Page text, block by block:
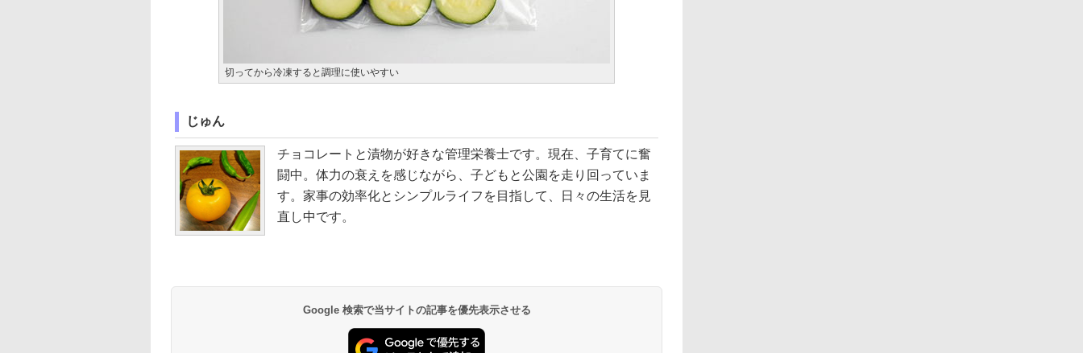
切ってから冷凍すると調理に使いやすい
じゅん
チョコレートと漬物が好きな管理栄養士です。現在、子育てに奮
闘中。体力の衰えを感じながら、子どもと公園を走り回っていま
す。家事の効率化とシンプルライフを目指して、日々の生活を見
直し中です。
Google 検索で当サイトの記事を優先表示させる